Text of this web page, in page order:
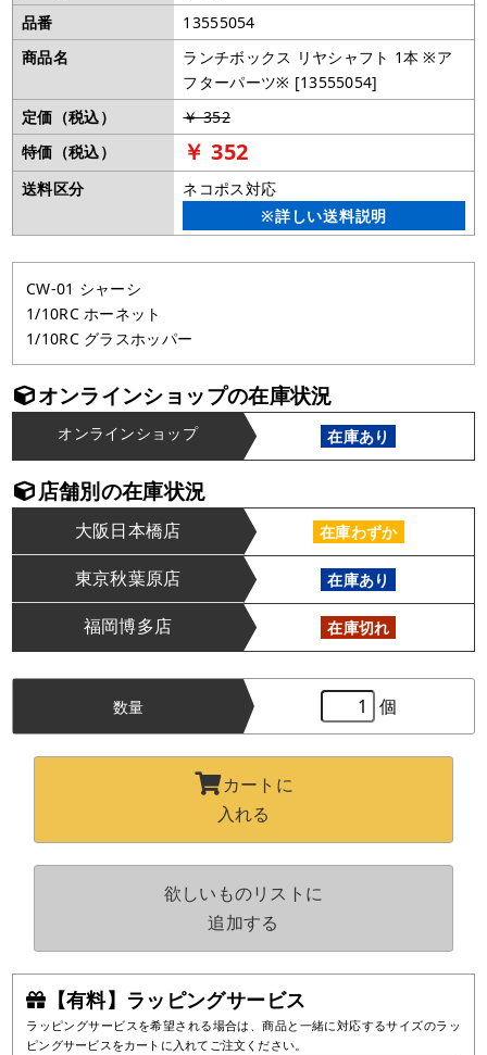
品番
13555054
商品名
ランチボックス リヤシャフト 1本 ※ア
フターパーツ※ [13555054]
定価（税込）
￥ 352
特価（税込）
￥ 352
送料区分
ネコポス対応
※詳しい送料説明
CW-01 シャーシ
1/10RC ホーネット
1/10RC グラスホッパー
オンラインショップの在庫状況
オンラインショップ 在庫あり
店舗別の在庫状況
大阪日本橋店 在庫わずか
東京秋葉原店 在庫あり
福岡博多店 在庫切れ
【有料】ラッピングサービス
ラッピングサービスを希望される場合は、商品と一緒に対応するサイズのラッ
ピングサービスをカートに入れてご注文ください。
数量 個
カートに
入れる
欲しいものリストに
追加する